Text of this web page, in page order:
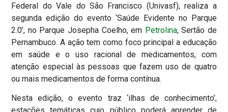
Federal do Vale do São Francisco (Univasf), realiza a
segunda edição do evento ‘Saúde Evidente no Parque
2.0’, no Parque Josepha Coelho, em Petrolina, Sertão de
Pernambuco. A ação tem como foco principal a educação
em saúde e o uso racional de medicamentos, com
atenção especial às pessoas que fazem uso de quatro
ou mais medicamentos de forma contínua.
Nesta edição, o evento traz ‘ilhas de conhecimento’,